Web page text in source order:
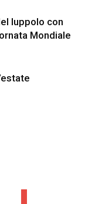
luppolo con
Mondiale